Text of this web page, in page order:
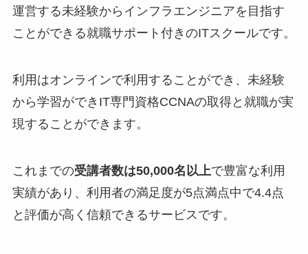
運営する未経験からインフラエンジニアを目指す
ことができる就職サポート付きのITスクールです。
利用はオンラインで利用することができ、未経験
から学習ができIT専門資格CCNAの取得と就職が実
現することができます。
これまでの受講者数は50,000名以上で豊富な利用
実績があり、利用者の満足度が5点満点中で4.4点
と評価が高く信頼できるサービスです。